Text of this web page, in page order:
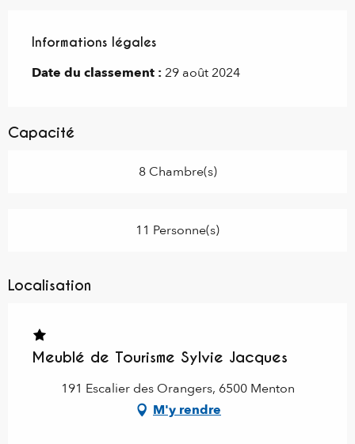
Informations légales
Informations légales
Date du classement : 29 août 2024
Capacité
8 Chambre(s)
11 Personne(s)
Localisation
Meublé de Tourisme Sylvie Jacques
191 Escalier des Orangers, 6500 Menton
M'y rendre